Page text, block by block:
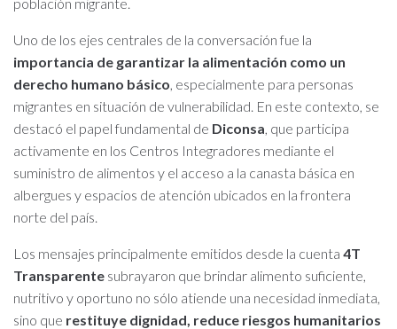
Uno de los ejes centrales de la conversación fue la
importancia de garantizar la alimentación como un
derecho humano básico, especialmente para personas
migrantes en situación de vulnerabilidad. En este contexto, se
destacó el papel fundamental de Diconsa, que participa
activamente en los Centros Integradores mediante el
suministro de alimentos y el acceso a la canasta básica en
albergues y espacios de atención ubicados en la frontera
norte del país.
Los mensajes principalmente emitidos desde la cuenta 4T
Transparente subrayaron que brindar alimento suficiente,
nutritivo y oportuno no sólo atiende una necesidad inmediata,
sino que restituye dignidad, reduce riesgos humanitarios